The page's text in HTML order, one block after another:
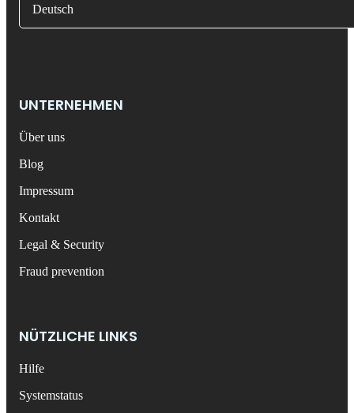
Deutsch
UNTERNEHMEN
Über uns
Blog
Impressum
Kontakt
Legal & Security
Fraud prevention
NÜTZLICHE LINKS
Hilfe
Systemstatus